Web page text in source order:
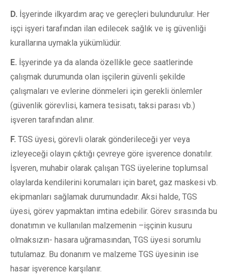
D. İşyerinde ilkyardım araç ve gereçleri bulundurulur. Her
işçi işyeri tarafından ilan edilecek sağlık ve iş güvenliği
kurallarına uymakla yükümlüdür.
E. İşyerinde ya da alanda özellikle gece saatlerinde
çalışmak durumunda olan işçilerin güvenli şekilde
çalışmaları ve evlerine dönmeleri için gerekli önlemler
(güvenlik görevlisi, kamera tesisatı, taksi parası vb.)
işveren tarafından alınır.
F. TGS üyesi, görevli olarak gönderileceği yer veya
izleyeceği olayın çıktığı çevreye göre işverence donatılır.
İşveren, muhabir olarak çalışan TGS üyelerine toplumsal
olaylarda kendilerini korumaları için baret, gaz maskesi vb.
ekipmanları sağlamak durumundadır. Aksi halde, TGS
üyesi, görev yapmaktan imtina edebilir. Görev sırasında bu
donatımın ve kullanılan malzemenin –işçinin kusuru
olmaksızın- hasara uğramasından, TGS üyesi sorumlu
tutulamaz. Bu donanım ve malzeme TGS üyesinin ise
hasar işverence karşılanır.